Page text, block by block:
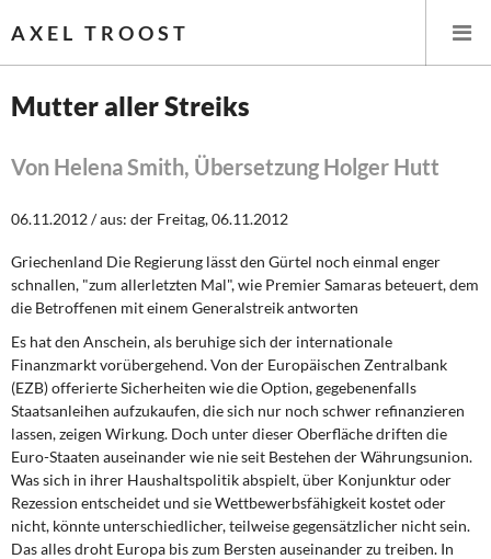
AXEL TROOST
Leitlinien linker Wirtschafts- und Finanzpolitik
Wirtschaftspolitik
Steuer- und Finanzpolitik
Öffentliche Infrastruktur und Daseinsvorsorge
Eurokrise und Griechenland
DIE LINKE
Weitere Themen
Mutter aller Streiks
Von Helena Smith, Übersetzung Holger Hutt
06.11.2012 / aus: der Freitag, 06.11.2012
Griechenland Die Regierung lässt den Gürtel noch einmal enger
schnallen, "zum allerletzten Mal", wie Premier Samaras beteuert, dem
die Betroffenen mit einem Generalstreik antworten
Es hat den Anschein, als beruhige sich der internationale
Finanzmarkt vorübergehend. Von der Europäischen Zentralbank
(EZB) offerierte Sicherheiten wie die Option, gegebenenfalls
Staatsanleihen aufzukaufen, die sich nur noch schwer refinanzieren
lassen, zeigen Wirkung. Doch unter dieser Oberfläche driften die
Euro-Staaten auseinander wie nie seit Bestehen der Währungsunion.
Was sich in ihrer Haushaltspolitik abspielt, über Konjunktur oder
Rezession entscheidet und sie Wettbewerbsfähigkeit kostet oder
nicht, könnte unterschiedlicher, teilweise gegensätzlicher nicht sein.
Das alles droht Europa bis zum Bersten auseinander zu treiben. In